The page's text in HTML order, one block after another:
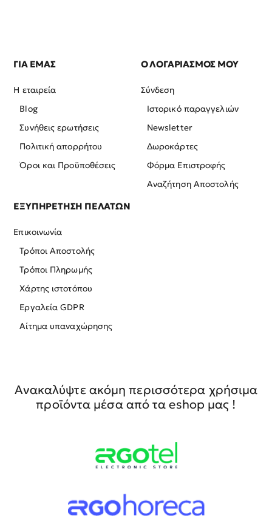
ΓΙΑ ΕΜΑΣ
Η εταιρεία
Blog
Συνήθεις ερωτήσεις
Πολιτική απορρήτου
Όροι και Προϋποθέσεις
Ο ΛΟΓΑΡΙΑΣΜΟΣ ΜΟΥ
Σύνδεση
Ιστορικό παραγγελιών
Newsletter
Δωροκάρτες
Φόρμα Επιστροφής
Αναζήτηση Αποστολής
ΕΞΥΠΗΡΕΤΗΣΗ ΠΕΛΑΤΩΝ
Επικοινωνία
Τρόποι Αποστολής
Τρόποι Πληρωμής
Χάρτης ιστοτόπου
Εργαλεία GDPR
Αίτημα υπαναχώρησης
Ανακαλύψτε ακόμη περισσότερα χρήσιμα
προϊόντα μέσα από τα eshop μας !